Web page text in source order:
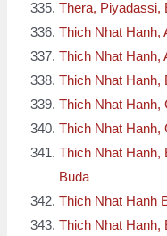
Thera, Piyadassi,
Thich Nhat Hanh,
Thich Nhat Hanh,
Thich Nhat Hanh,
Thich Nhat Hanh,
Thich Nhat Hanh,
Thich Nhat Hanh,
Buda
Thich Nhat Hanh
Thich Nhat Hanh,